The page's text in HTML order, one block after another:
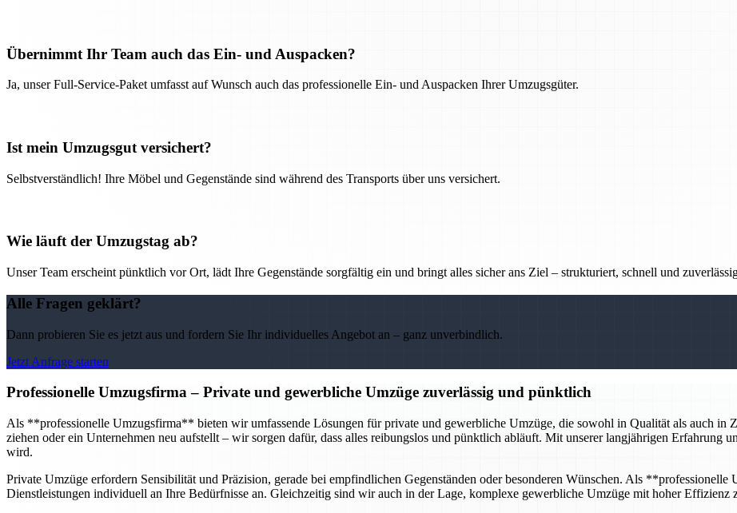
Übernimmt Ihr Team auch das Ein- und Auspacken?
Ja, unser Full-Service-Paket umfasst auf Wunsch auch das professionelle Ein- und Auspacken Ihrer Umzugsgüter.
Ist mein Umzugsgut versichert?
Selbstverständlich! Ihre Möbel und Gegenstände sind während des Transports über uns versichert.
Wie läuft der Umzugstag ab?
Unser Team erscheint pünktlich vor Ort, lädt Ihre Gegenstände sorgfältig ein und bringt alles sicher ans Ziel – strukturiert, schnell und
Alle Fragen geklärt?
Dann probieren Sie es jetzt aus und fordern Sie Ihr individuelles Angebot an – ganz unverbindlich.
Jetzt Anfrage starten
Professionelle Umzugsfirma– Private und gewerbliche Umzüge zuverlässig und pünktlich
Als **professionelle Umzugsfirma** bieten wir umfassende Lösungen für private und gewerbliche Umzüge, die sowohl in Qualität als auch in
ziehen oder ein Unternehmen neu aufstellt – wir sorgen dafür, dass alles reibungslos und pünktlich abläuft. Mit unserer langjährigen Erfahrung
wird.
Private Umzüge erfordern Sensibilität und Präzision, gerade bei empfindlichen Gegenständen oder besonderen Wünschen. Als
Dienstleistungen individuell an Ihre Bedürfnisse an. Gleichzeitig sind wir auch in der Lage, komplexe gewerbliche Umzüge mit hoher Effizienz